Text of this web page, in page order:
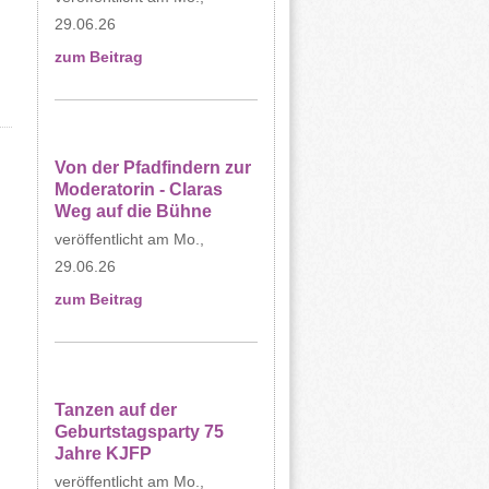
29.06.26
zum Beitrag
Von der Pfadfindern zur
Moderatorin - Claras
Weg auf die Bühne
Mo.,
29.06.26
zum Beitrag
Tanzen auf der
Geburtstagsparty 75
Jahre KJFP
Mo.,